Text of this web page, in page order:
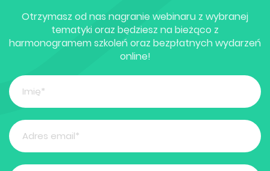
Otrzymasz od nas nagranie webinaru z wybranej
tematyki oraz będziesz na bieżąco z
harmonogramem szkoleń oraz bezpłatnych wydarzeń
online!